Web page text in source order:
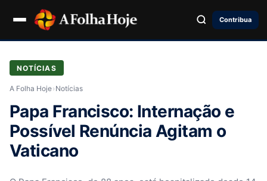
Contribua
NOTÍCIAS
A Folha Hoje› Notícias
Papa Francisco: Internação e
Possível Renúncia Agitam o
Vaticano